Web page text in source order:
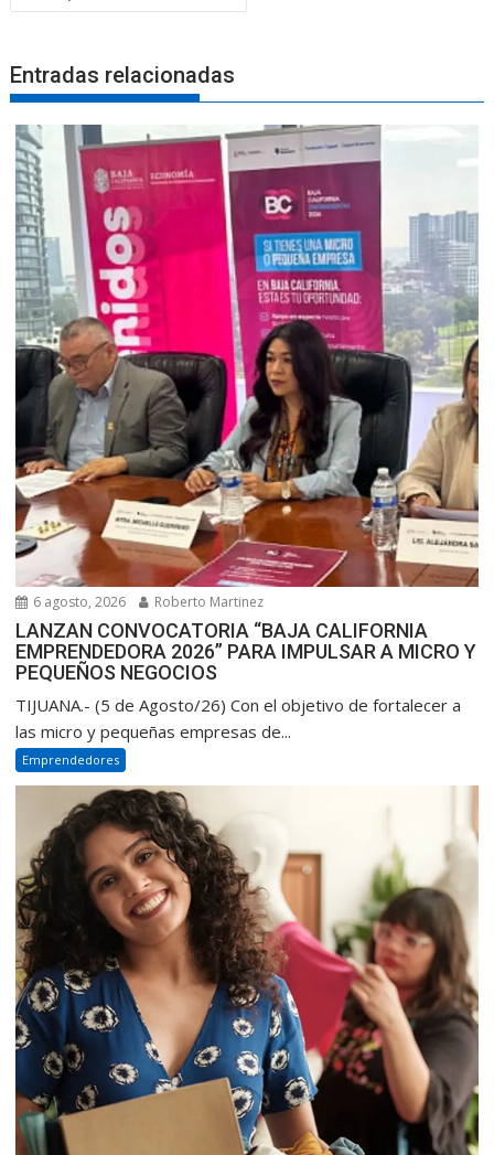
Entradas relacionadas
6 agosto, 2026 Roberto Martinez
LANZAN CONVOCATORIA “BAJA CALIFORNIA
EMPRENDEDORA 2026” PARA IMPULSAR A MICRO Y
PEQUEÑOS NEGOCIOS
TIJUANA.- (5 de Agosto/26) Con el objetivo de fortalecer a
las micro y pequeñas empresas de...
Emprendedores